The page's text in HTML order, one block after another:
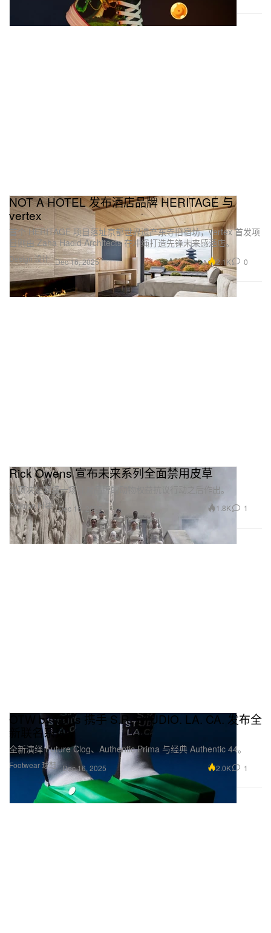
Design 设计
NOT A HOTEL 发布酒店品牌 HERITAGE 与
vertex
首个 HERITAGE 项目落址京都世界遗产东寺旧宿坊，vertex 首发项
目则由 Zaha Hadid Architects 在冲绳打造先锋未来感酒店。
Dec 16, 2025 2.1K 0
Fashion 时装
Rick Owens 宣布未来系列全面禁用皮草
这项决定紧接一场针对品牌的动物权益抗议行动之后作出。
Dec 16, 2025 1.8K 1
Footwear 球鞋
OTW by Vans 携手 S.R. STUDIO. LA. CA. 发布全
新联名系列
全新演绎 Future Clog、Authentic Prima 与经典 Authentic 44。
Dec 16, 2025 2.0K 1